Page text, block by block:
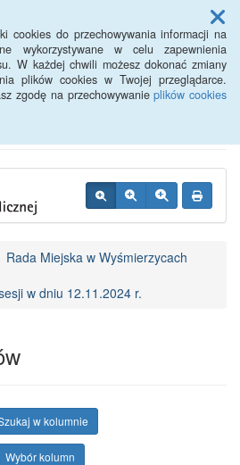
cookies do przechowywania informacji na
wykorzystywane w celu zapewnienia
W każdej chwili możesz dokonać zmiany
plików cookies w Twojej przeglądarce.
zgodę na przechowywanieplików cookies
Menu
Miejski
Rada Miejska w Wyśmierzycach
w dniu 12.11.2024 r.
w kolumnie
Wybór kolumn